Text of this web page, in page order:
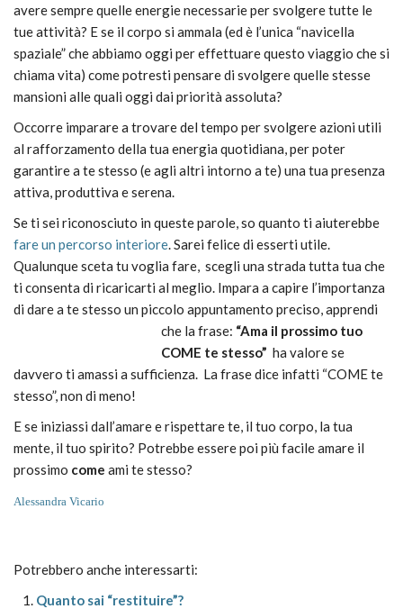
avere sempre quelle energie necessarie per svolgere tutte le
tue attività? E se il corpo si ammala (ed è l’unica “navicella
spaziale” che abbiamo oggi per effettuare questo viaggio che si
chiama vita) come potresti pensare di svolgere quelle stesse
mansioni alle quali oggi dai priorità assoluta?
Occorre imparare a trovare del tempo per svolgere azioni utili
al rafforzamento della tua energia quotidiana, per poter
garantire a te stesso (e agli altri intorno a te) una tua presenza
attiva, produttiva e serena.
Se ti sei riconosciuto in queste parole, so quanto ti aiuterebbe
fare un percorso interiore. Sarei felice di esserti utile.
Qualunque sceta tu voglia fare, scegli una strada tutta tua che
ti consenta di ricaricarti al meglio. Impara a capire l’importanza
di dare a te stesso un piccolo appuntamento preciso, apprendi
che la frase: “Ama il prossimo tuo
COME te stesso” ha valore se
davvero ti amassi a sufficienza. La frase dice infatti “COME te
stesso”, non di meno!
E se iniziassi dall’amare e rispettare te, il tuo corpo, la tua
mente, il tuo spirito? Potrebbe essere poi più facile amare il
prossimo come ami te stesso?
Alessandra Vicario
Potrebbero anche interessarti:
Quanto sai “restituire”?